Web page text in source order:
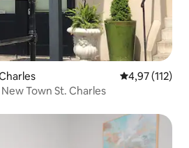
Classificação
4,97 (112)
Town St. Charles